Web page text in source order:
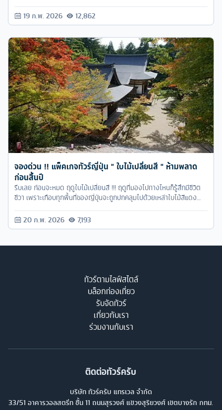
19 ก.พ. 2026 12,862
จองด่วน !! แพ็คเกจทัวร์ญี่ปุ่น " ใบไม้เปลี่ยนสี " ห้ามพลาด
ก่อนสิ้นปี
รีบเลย ก่อนจะหมด ฤดูใบไม้เปลี่ยนสี !!! ฤดูที่มองไปทางไหนก็รู้สึกมีชีวิต
ชีวา เพราะเกือบทุกพื้นที่ของญี่ปุ่นจะถูกปกคลุมไปด้วยเหล่าใบไม้สีแดง
20 ก.พ. 2026 7,193
ทัวร์ตามไลฟ์สไตล์
บล็อกท่องเที่ยว
รับจัดทัวร์
เกี่ยวกับเรา
ร่วมงานกับเรา
ติดต่อทัวร์ครับ
บริษัท ทัวร์ครับ แทรเวล จำกัด
33/51 อาคารวอลสตรีท ชั้น 11 ถนนสุรวงศ์ แขวงสุริยวงศ์ เขตบางรัก กทม.